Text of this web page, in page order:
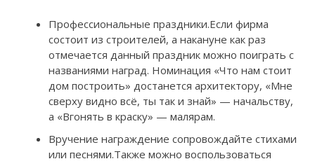
Профессиональные праздники.Если фирма
состоит из строителей, а накануне как раз
отмечается данный праздник можно поиграть с
названиями наград. Номинация «Что нам стоит
дом построить» достанется архитектору, «Мне
сверху видно всё, ты так и знай» — начальству,
а «Вгонять в краску» — малярам.
Вручение награждение сопровождайте стихами
или песнями.Также можно воспользоваться